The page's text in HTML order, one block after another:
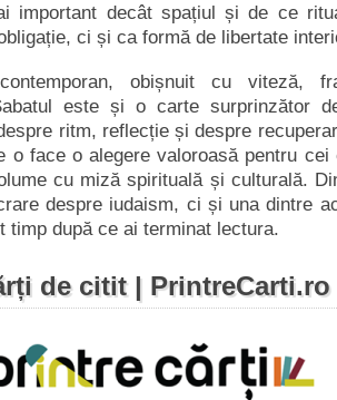
important decât spațiul și de ce
ci și ca formă de libertate
obișnuit cu viteză,
este și o carte surprinzător
ritm, reflecție și despre
o face o alegere valoroasă pentru cei
cu miză spirituală și culturală.
despre iudaism, ci și una dintre
timp după ce ai terminat lectura.
de citit | PrintreCarti.ro